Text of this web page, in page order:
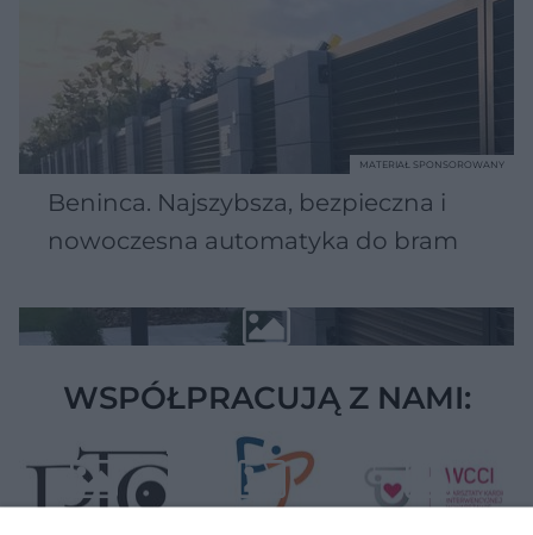
Beninca. Najszybsza, bezpieczna i
nowoczesna automatyka do bram
MATERIAŁ SPONSOROWANY
WSPÓŁPRACUJĄ Z NAMI: